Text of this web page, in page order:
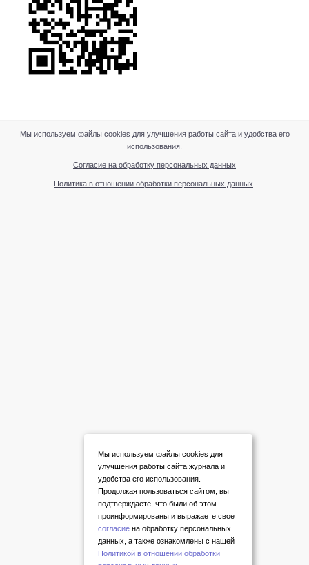
Мы используем файлы cookies для
улучшения работы сайта журнала и
удобства его использования.
Продолжая пользоваться сайтом, вы
подтверждаете, что были об этом
проинформированы и выражаете свое
согласие на обработку персональных
данных, а также ознакомлены с нашей
Политикой в отношении обработки
Мы используем файлы cookies для улучшения работы сайта и удобства его
использования.
Согласие на обработку персональных данных
Политика в отношении обработки персональных данных